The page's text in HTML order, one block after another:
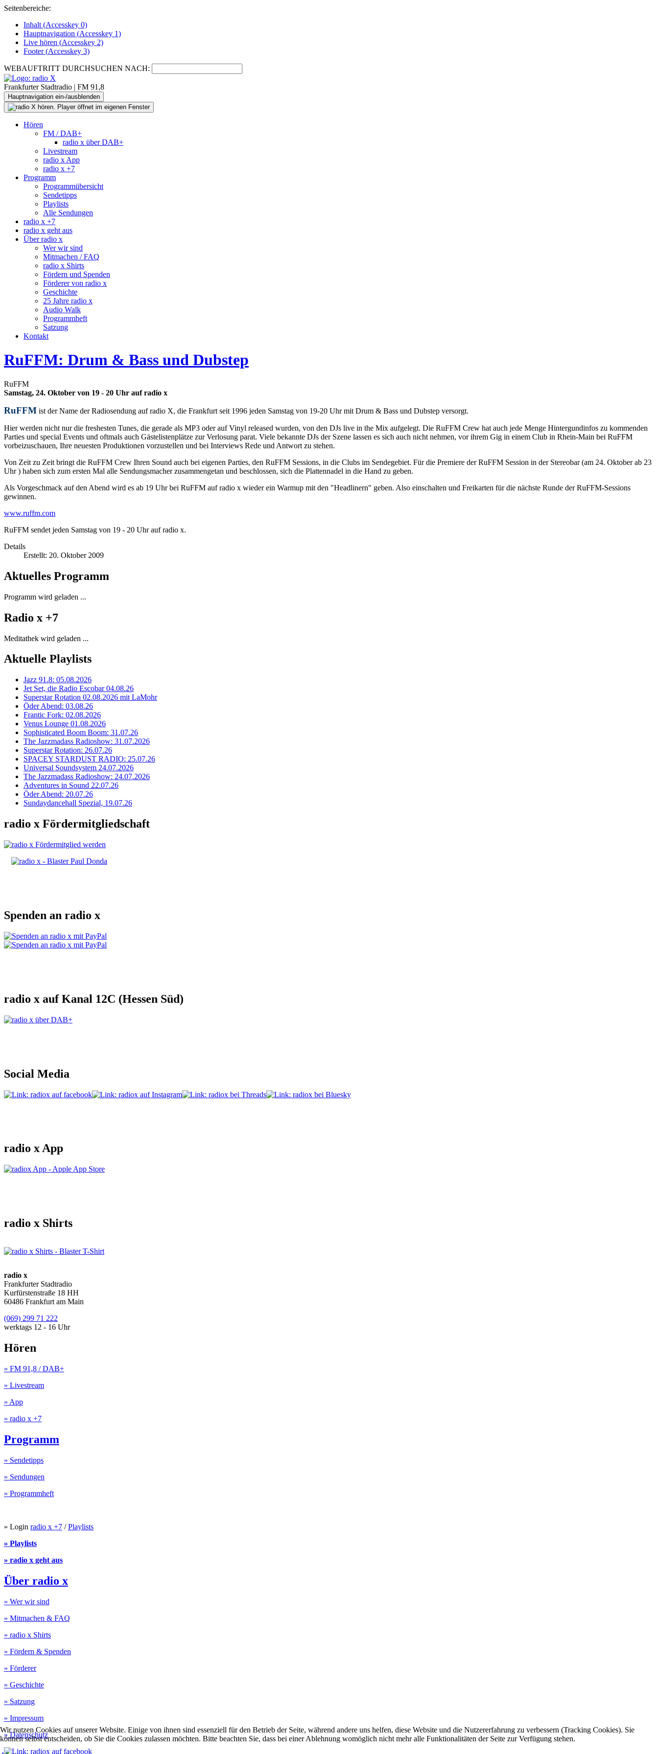
Seitenbereiche:
Inhalt (Accesskey 0)
Hauptnavigation (Accesskey 1)
Live hören (Accesskey 2)
Footer(Accesskey 3)
WEBAUFTRITT DURCHSUCHEN NACH:
Frankfurter Stadtradio | FM 91,8
Hauptnavigation ein-/ausblenden
Hören
FM / DAB+
radio x über DAB+
Livestream
radio x App
radio x +7
Programm
Programmübersicht
Sendetipps
Playlists
Alle Sendungen
radio x +7
radio x geht aus
Über radio x
Wer wir sind
Mitmachen / FAQ
radio x Shirts
Fördern und Spenden
Förderer von radio x
Geschichte
25 Jahre radio x
Audio Walk
Programmheft
Satzung
Kontakt
RuFFM: Drum & Bass und Dubstep
RuFFM
Samstag, 24. Oktober von 19 - 20 Uhr auf radio x
RuFFM ist der Name der Radiosendung auf radio X, die Frankfurt seit 1996 jeden Samstag von 19-20 Uhr mit Drum & Bass und Dubstep versorgt.
Hier werden nicht nur die freshesten Tunes, die gerade als MP3 oder auf Vinyl released wurden, von den DJs live in the Mix aufgelegt. Die RuFFM Crew hat auch jede Menge Hintergundinfos zu kommenden
Parties und special Events und oftmals auch Gästelistenplätze zur Verlosung parat. Viele bekannte DJs der Szene lassen es sich auch nicht nehmen, vor ihrem Gig in einem Club in Rhein-Main bei RuFFM
vorbeizuschauen, Ihre neuesten Produktionen vorzustellen und bei Interviews Rede und Antwort zu stehen.
Von Zeit zu Zeit bringt die RuFFM Crew Ihren Sound auch bei eigenen Parties, den RuFFM Sessions, in die Clubs im Sendegebiet. Für die Premiere der RuFFM Session in der Stereobar (am 24. Oktober ab 23
Uhr ) haben sich zum ersten Mal alle Sendungsmacher zusammengetan und beschlossen, sich die Plattennadel in die Hand zu geben.
Als Vorgeschmack auf den Abend wird es ab 19 Uhr bei RuFFM auf radio x wieder ein Warmup mit den "Headlinern" geben. Also einschalten und Freikarten für die nächste Runde der RuFFM-Sessions
gewinnen.
www.ruffm.com
RuFFM sendet jeden Samstag von 19 - 20 Uhr auf radio x.
Details
Erstellt: 20. Oktober 2009
Aktuelles Programm
Programm wird geladen ...
Radio x +7
Meditathek wird geladen ...
Aktuelle Playlists
Jazz 91.8: 05.08.2026
Jet Set, die Radio Escobar 04.08.26
Superstar Rotation 02.08.2026 mit LaMohr
Öder Abend: 03.08.26
Frantic Fork: 02.08.2026
Venus Lounge 01.08.2026
Sophisticated Boom Boom: 31.07.26
The Jazzmadass Radioshow: 31.07.2026
Superstar Rotation: 26.07.26
SPACEY STARDUST RADIO: 25.07.26
Universal Soundsystem 24.07.2026
The Jazzmadass Radioshow: 24.07.2026
Adventures in Sound 22.07.26
Öder Abend: 20.07.26
Sundaydancehall Spezial, 19.07.26
radio x Fördermitgliedschaft
Spenden an radio x
radio x auf Kanal 12C (Hessen Süd)
Social Media
radio x App
radio x Shirts
radio x
Frankfurter Stadtradio
Kurfürstenstraße 18 HH
60486 Frankfurt am Main
(069) 299 71 222
werktags 12 - 16 Uhr
Hören
» FM 91,8 / DAB+
» Livestream
» App
» radio x +7
Programm
» Sendetipps
» Sendungen
» Programmheft
» Login radio x +7 /Playlists
» Playlists
» radio x geht aus
Über radio x
» Wer wir sind
» Mitmachen & FAQ
» radio x Shirts
» Fördern & Spenden
» Förderer
» Geschichte
» Satzung
» Impressum
» Datenschutz
Wir nutzen Cookies auf unserer Website. Einige von ihnen sind essenziell für den Betrieb der Seite, während andere uns helfen, diese Website und die Nutzererfahrung zu verbessern (Tracking Cookies). Sie
können selbst entscheiden, ob Sie die Cookies zulassen möchten. Bitte beachten Sie, dass bei einer Ablehnung womöglich nicht mehr alle Funktionalitäten der Seite zur Verfügung stehen.